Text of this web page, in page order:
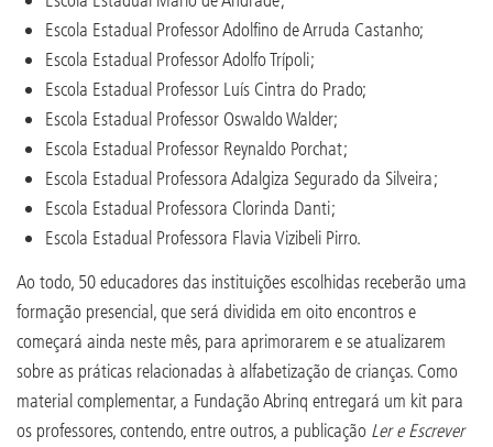
Escola Estadual Professor Adolfino de Arruda Castanho;
Escola Estadual Professor Adolfo Trípoli;
Escola Estadual Professor Luís Cintra do Prado;
Escola Estadual Professor Oswaldo Walder;
Escola Estadual Professor Reynaldo Porchat;
Escola Estadual Professora Adalgiza Segurado da Silveira;
Escola Estadual Professora Clorinda Danti;
Escola Estadual Professora Flavia Vizibeli Pirro.
Ao todo, 50 educadores das instituições escolhidas receberão uma
formação presencial, que será dividida em oito encontros e
começará ainda neste mês, para aprimorarem e se atualizarem
sobre as práticas relacionadas à alfabetização de crianças. Como
material complementar, a Fundação Abrinq entregará um kit para
os professores, contendo, entre outros, a publicação Ler e Escrever